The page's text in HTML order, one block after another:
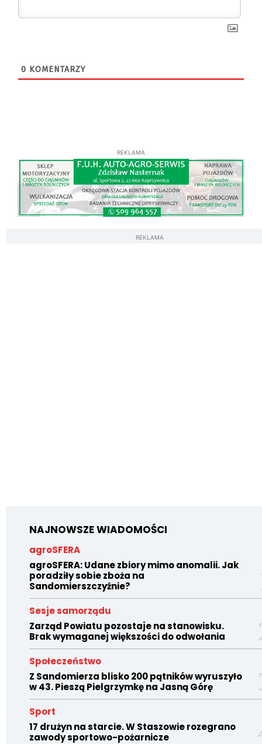
0 KOMENTARZY
REKLAMA
REKLAMA
NAJNOWSZE WIADOMOŚCI
agroSFERA
agroSFERA: Udane zbiory mimo anomalii. Jak
poradziły sobie zboża na
Sandomierszczyźnie?
Sesje samorządu
Zarząd Powiatu pozostaje na stanowisku.
Brak wymaganej większości do odwołania
Społeczeństwo
Z Sandomierza blisko 200 pątników wyruszyło
w 43. Pieszą Pielgrzymkę na Jasną Górę
Sport
17 drużyn na starcie. W Staszowie rozegrano
zawody sportowo-pożarnicze